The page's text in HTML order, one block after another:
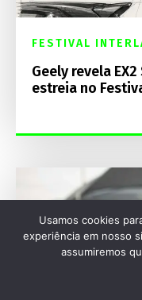
FESTIVAL
Geely revela
estreia no
Usamos cookies
experiência em nosso
assumiremos